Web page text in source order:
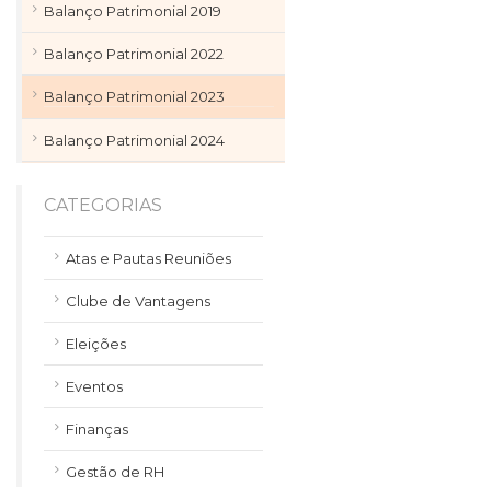
Balanço Patrimonial 2019
Balanço Patrimonial 2022
Balanço Patrimonial 2023
Balanço Patrimonial 2024
CATEGORIAS
Atas e Pautas Reuniões
Clube de Vantagens
Eleições
Eventos
Finanças
Gestão de RH